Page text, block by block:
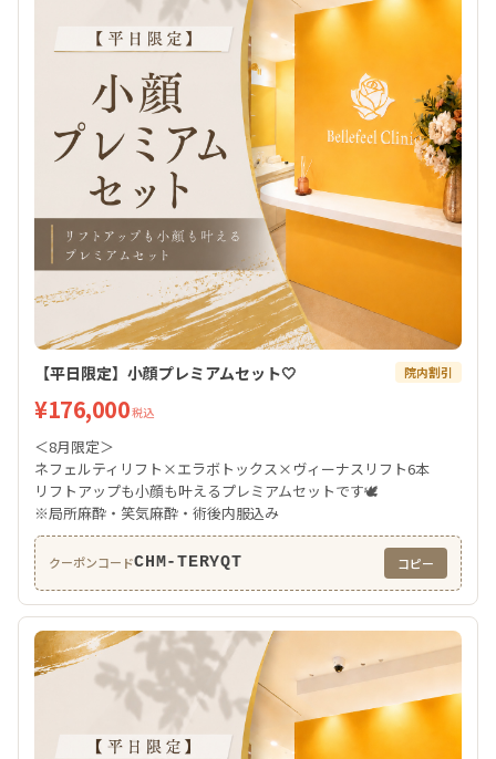
【平日限定】小顔プレミアムセット🤍 院内割引
¥176,000税込
＜8月限定＞
ネフェルティリフト×エラボトックス×ヴィーナスリフト6本
リフトアップも小顔も叶えるプレミアムセットです🕊️
※局所麻酔・笑気麻酔・術後内服込み
クーポンコードCHM-TERYQT コピー